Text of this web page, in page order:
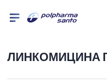
ЛИНКОМИЦИНА